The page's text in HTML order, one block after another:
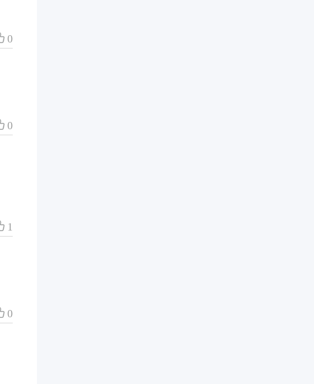
0
0
1
0